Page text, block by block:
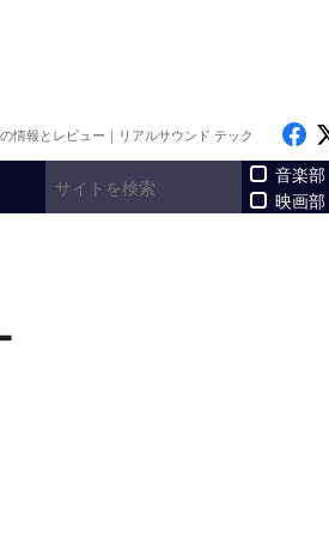
情報とレビュー｜リアルサウンド テック
音楽部
映画部